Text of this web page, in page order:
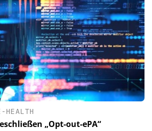
HEALTH
„Opt-out-ePA“